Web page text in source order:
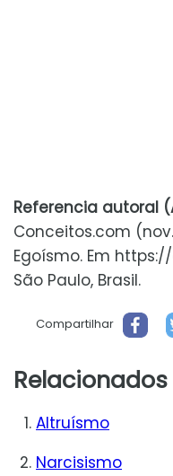
Referencia autoral
Conceitos.com
Egoísmo. Em
São Paulo, Brasil.
Compartilhar
Relacionados
Altruísmo
Narcisismo